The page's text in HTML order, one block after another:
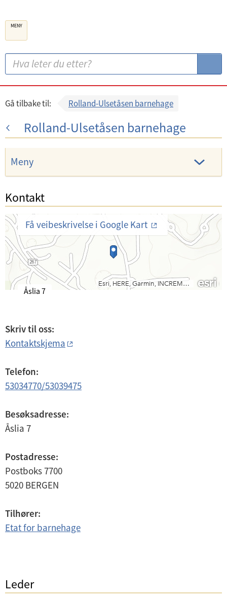
g
e
n
k
m
ø
k
:
S
ø
MENY
Gå tilbake til: Rolland-Ulsetåsen barnehage
Rolland-Ulsetåsen barnehage
Meny
Kontakt
k
s
r
e
e
:
Åslia 7
Få veibeskrivelse i Google Kart
Skriv til oss:
Kontaktskjema
Telefon:
53034770/53039475
Besøksadresse:
Åslia 7
Postadresse:
Postboks 7700
5020 BERGEN
Tilhører:
Etat for barnehage
Leder